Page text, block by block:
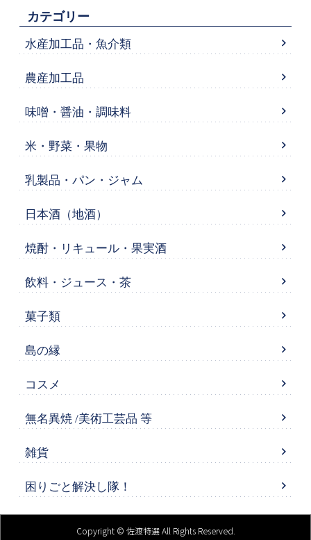
カテゴリー
水産加工品・魚介類
農産加工品
味噌・醤油・調味料
米・野菜・果物
乳製品・パン・ジャム
日本酒（地酒）
焼酎・リキュール・果実酒
飲料・ジュース・茶
菓子類
島の縁
コスメ
無名異焼 /美術工芸品 等
雑貨
困りごと解決し隊！
Copyright © 佐渡特選 All Rights Reserved.